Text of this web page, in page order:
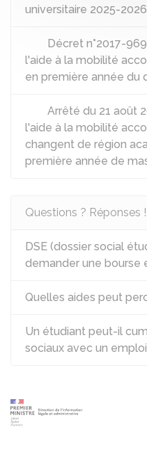
universitaire 2025-2026
Décret n°2017-
l'aide à la mobilité
en première année du
Arrêté du 21 août
l'aide à la mobilité
changent de région
première année de
Questions ? Réponses !
DSE (dossier social
demander une bourse
Quelles aides peut
Un étudiant peut-il
sociaux avec un